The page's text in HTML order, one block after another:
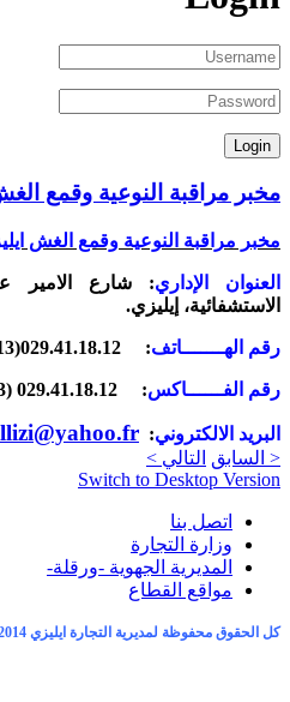
مخبر مراقبة النوعية وقمع
مخبر مراقبة النوعية وقمع الغش
العنوان الإداري: شارع الامير
الاستشفائية، إيليزي.
رقم الهـــــــاتف:
029.41.18.12
رقم الفــــــاكس: 029.41.18.12
البريد الالكتروني:
< السابق التالي >
Switch to Desktop Version
اتصل بنا
وزارة التجارة
المديرية الجهوية -ورقلة-
مواقع القطاع
كل الحقوق محفوظة لمديرية التجارة ايليزي 2014